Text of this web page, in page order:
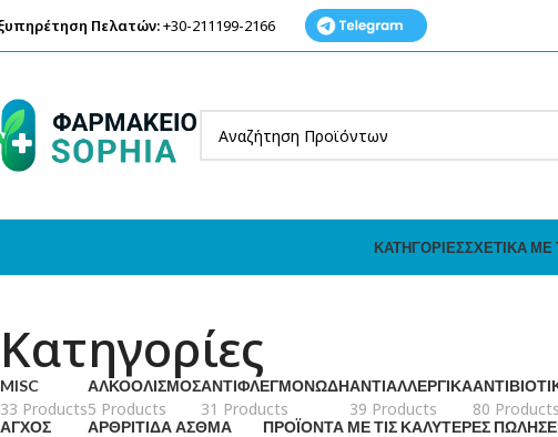
Πελατών:+30-211199-2166
ΚΑΤΗΓΟΡΊΕΣΣΧΕΤΙΚΆ
Κατηγορίες
MISC
33 Products
ΑΛΚΟΟΛΙΣΜΌΣ
5 Products
ΑΝΤΙΦΛΕΓΜΟΝΏΔΗ
31 Products
ΑΝΤΙΑΛΛΕΡΓΙΚΆ
39 Products 80 Products
ΆΓΧΟΣ ΑΡΘΡΊΤΙΔΑΆΣΘΜΑ ΠΡΟΪΌΝΤΑ ΜΕ ΤΙΣ ΚΑΛΎΤΕΡΕΣ